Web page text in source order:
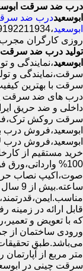
درب ضد سرقت
ابوسعیددرب ضد
ابوسعید
روزی کارگران
تولید درب ضد سرقت
ابوسعید،نمایندگی
سرقت،نمایندگی و
سرقت با بهترین
درب های ضد سرقت
داخلی و ضد حریق
سرقت روکش
ابوسعید،فروش درب
ابوسعید،فروش درب
خرید مستقیم از
100%
قابل ارائه در
که با تعویض و
ورودی ساختمان از
می‌باشد.طبق
سرقت چینی در